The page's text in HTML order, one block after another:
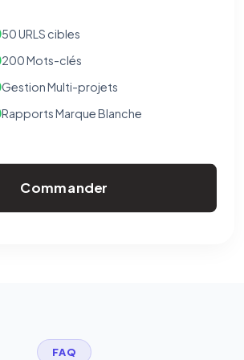
50 URLS cibles
200 Mots-clés
Gestion Multi-projets
Rapports Marque Blanche
Commander
FAQ